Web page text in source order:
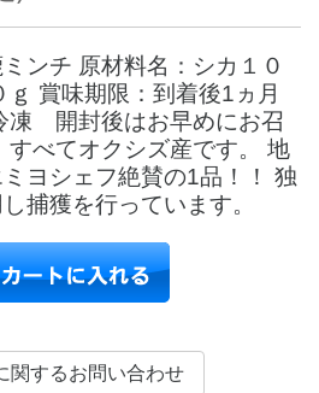
ンチ 原材料名：シカ１０
ｇ 賞味期限：到着後1ヵ月
凍 開封後はお早めにお召
すべてオクシズ産です。 地
ヨシェフ絶賛の1品！！ 独
捕獲を行っています。